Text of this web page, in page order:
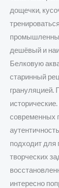
дощечки,
дешёвый и
Белковую
старинный
грануляцией.
современных
подходит для
творческих
интересно